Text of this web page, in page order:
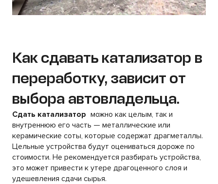
Как сдавать катализатор в
переработку, зависит от
выбора автовладельца.
Сдать катализатор можно как целым, так и
внутреннюю его часть — металлические или
керамические соты, которые содержат драгметаллы.
Цельные устройства будут оцениваться дороже по
стоимости. Не рекомендуется разбирать устройства,
это может привести к утере драгоценного слоя и
удешевления сдачи сырья.